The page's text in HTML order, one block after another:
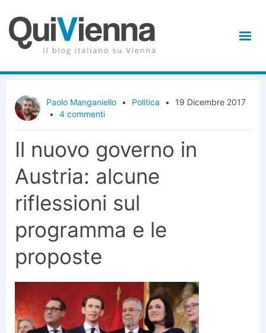
Paolo Manganiello • Politica •
19 Dicembre 2017
•
4 commenti
Il nuovo governo in
Austria: alcune
riflessioni sul
programma e le
proposte